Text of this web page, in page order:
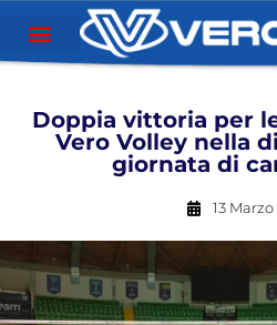
Doppia vittoria per
Vero Volley nella
giornata di
13